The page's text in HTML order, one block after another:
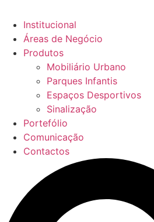
Institucional
Áreas de Negócio
Produtos
Mobiliário Urbano
Parques Infantis
Espaços Desportivos
Sinalização
Portefólio
Comunicação
Contactos